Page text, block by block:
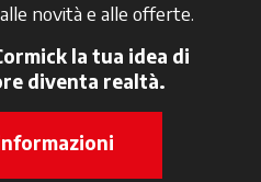
novità e alle offerte.
la tua idea di
diventa realtà.